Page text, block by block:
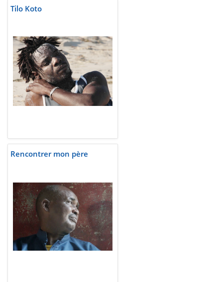
Tilo Koto
Rencontrer mon père